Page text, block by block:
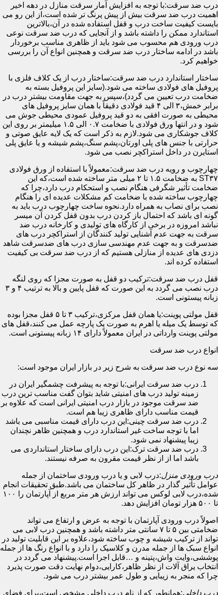
درب ضد سرقت:با توجه به افزایش آمار سرقت منازل در دهه اخیر
اهمیت درب ضد سرقت بیش از پیش پرنگ تر شده است،از این رو می
بایست کیفیت ساخت درب و قفل استفاده شده در آن،بالاترین
استاندارد ممکن را داشته باشد و از آنجایی که درب ضد سرقت نوعی
درب ورودی هم محسوب می شود باید از ظاهری مناسب برخوردار
باشد در ادامه ساختار درب ضد سرقت و همچنین انواع آن را بررسی
خواهیم کرد.
ساختار استاندارد درب ضد سرقت:ساختار درب از یک کلاف فلزی با
پروفیل های فولادی ساخته می شود.(سایز این پروفیل بسته به
ضخامت درب تعیین می گردد)،سپس به جهت مقاومت بیشتر درب در
برابر خمش،۳ الی ۴ قید فولادی دقیقاً با همان سایز پروفیل های
محیطی به صورت افقی به دو قید پروفیل عمودی محیطی جوش می
شود و در انتها ورق فولادی با ضخامت ۰.۷ الی ۱.۵ میلیمتر بر روی این
کلاف جوشکاری می شود.لازم به ذکر است که یک لایه عایق صوتی و
حرارتی با جنس های پلی اورتان،پشم سنگ،پشم شیشه و یا عایق پلی
استایرن در داخل استراکچر نصب می شود.
چهارچوب و رویه درب ضد سرقت:معمولاً با استفاده از ورق فولادی
ST۳۷ به ضخامت ۱.۵ تا ۲ میلی متر ساخته شده است،که این
ضخامت تأثیر شگرفی هنگام نصب و استحکام درب دارد،چرا که
چهارچوب ساخته شده با ضخامت کم مشکلات عدیده ای را هنگام
نصب برای نصاب به همراه دارد.نحوه ساخت چهارچوب درب باید به
گونه ای باشد که احتمال باز کردن درب بدون قفل کردن آن میسر
نباشد امروزه در برخی از کارگاه های تولیدی و کارخانه درب ضد
سرقت به جهت عدم آشنایی تولید کنندگان از استراکچر درب های
ضدسرقت و به جهت عدم مهندسی سازی درب های ضدسرقت شاهد
دزدی های عدیده از منازلی هستیم که از درب ضد سرقت بی کیفیت
استفاده کرده اند.
قفل درب ضد سرقت:ترکیب دو قفل به صورت مجزا که روی لنگه
درب نصب می گردد به این صورت که قفل پایین و بالا به ترتیب ۴ و ۳
زبانه پیستونی است.
قفل مولتی پوینت:یا همان قفل مرکزی،ترکیب ۳ تا ۵ قفل مجزا بوده
که توسط یک میله یا اهرم به صورت یک پارچه عمل می کنند،قفل های
مولتی پوینت وارداتی در ایران معمولاً دارای ۱۴ زبانه پیستونی است.
انواع درب ضد سرقت
سه نوع درب ضد سرقت به شرح زیر در بازار ایران موجود است:
درب ضد سرقت ایرانی:با توجه به پیشرفت چشمگیر ایران در
زمینه تولید درب های امنیتی شاید بتوان گفت مناسب ترین درب
ضد سرقت موجود در بازار درب امنیتی ایرانی است که علاوه بر
قیمت مناسب دارای ظاهری زیبا هم است.
درب ضد سرقت چینی:این درب دارای قیمت مناسبی می باشد
اما با توجه ساخت غیر استاندارد درب و همچنین ظاهر نچندان
زیبا پیشنهاد نمی شود.
درب ضد سرقت ترک:این درب دارای ساختار استانداردی می
باشد اما از از نظر قیمت مقرون به صرفه نیستند.
درب ورودی منزل:درب لابی و یا درب ورودی ساختمان از جمله
عوامل تأثیر گذار در ظاهر کل ساختمان می باشد.طبق تحقیقات انجام
شده،درب لابی لوکس می تواند ارزش هر متر مربع از آپارتمان را ۱۰۰
تا ۵۰۰ هزار تومان افزایش دهد.
اصولاً درب ورودی آپارتمان با توجه به عرض و ارتفاع می تواند
ضخامتی بین ۵ تا ۷ سانتی متر داشته باشد و همچنین درب لابی می
تواند از ترکیب شیشه و چوب ساخته شود،علاوه بر این قابلیت تولید در
انواع سبک ها از جمله مدرن و کلاسیک را دارد و با انواع رنگ ها از جمله
پوششی،وایت واش،پتینه و …قابل اجرا است.پیشنهاد می گردد در
انتخاب یراق آلات از نظر ظاهر،کارایی،دوام نهایت دقت صورت پذیرد
چرا که منجر به زیبایی و طول عمر بیشتر درب می شود.
درب داخلی:همانطور که از نام درب داخلی مشخص است،برای فضای